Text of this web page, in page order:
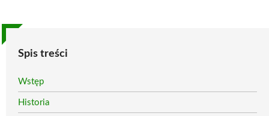
Spis treści
Wstęp
Historia